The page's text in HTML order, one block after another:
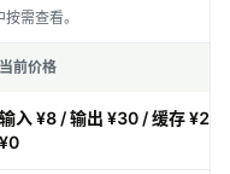
需查看。
当前价格
输入 ¥8 / 输出 ¥30 / 缓存 ¥2 /
¥0